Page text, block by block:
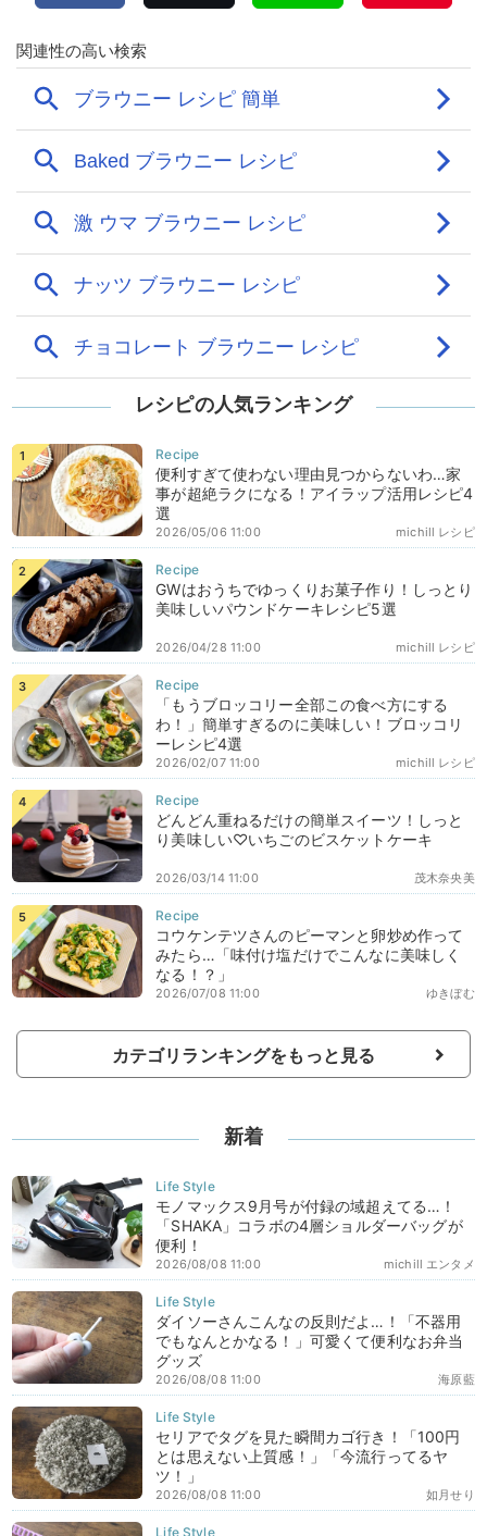
レシピの人気ランキング
便利すぎて使わない理由見つからないわ…家
事が超絶ラクになる！アイラップ活用レシピ4
選
michill レシピ
2026/05/06 11:00
GWはおうちでゆっくりお菓子作り！しっとり
美味しいパウンドケーキレシピ5選
michill レシピ
2026/04/28 11:00
「もうブロッコリー全部この食べ方にする
わ！」簡単すぎるのに美味しい！ブロッコリ
ーレシピ4選
michill レシピ
2026/02/07 11:00
どんどん重ねるだけの簡単スイーツ！しっと
り美味しい♡いちごのビスケットケーキ
茂木奈央美
2026/03/14 11:00
コウケンテツさんのピーマンと卵炒め作って
みたら…「味付け塩だけでこんなに美味しく
なる！？」
ゆきぼむ
2026/07/08 11:00
カテゴリランキングをもっと見る
新着
モノマックス9月号が付録の域超えてる…！
「SHAKA」コラボの4層ショルダーバッグが
便利！
michill エンタメ
2026/08/08 11:00
ダイソーさんこんなの反則だよ…！「不器用
でもなんとかなる！」可愛くて便利なお弁当
グッズ
海原藍
2026/08/08 11:00
セリアでタグを見た瞬間カゴ行き！「100円
とは思えない上質感！」「今流行ってるヤ
ツ！」
如月せり
2026/08/08 11:00